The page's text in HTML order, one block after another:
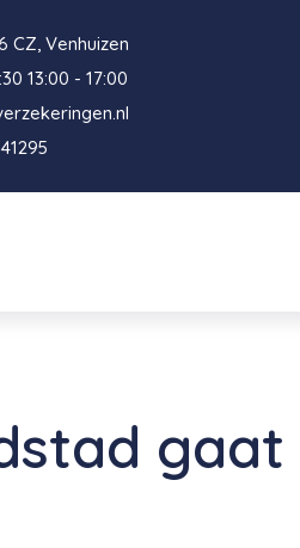
CZ, Venhuizen
13:00 - 17:00
gaat